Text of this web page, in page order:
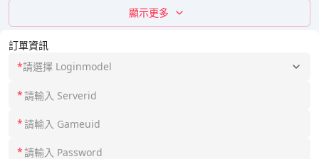
訂單資訊
*請選擇 Loginmodel
*
*
*
顯示更多